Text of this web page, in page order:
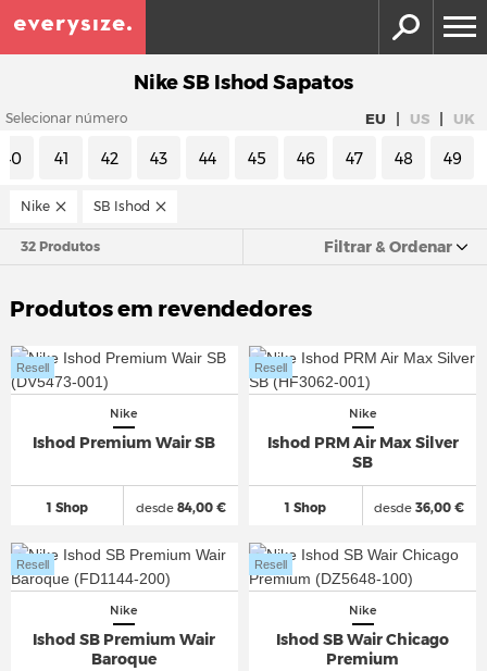
Nike SB Ishod Sapatos
Selecionar número EU | US | UK
40 41 42 43 44 45 46 47 48 49
Nike SB Ishod
32 Produtos Filtrar & Ordenar
Produtos em revendedores
Nike
Ishod Premium Wair SB
1 Shop
Resell
desde84,00 €
Nike
Ishod PRM Air Max Silver
SB
1 Shop
Resell
desde 36,00 €
Nike
Ishod SB Premium Wair
Baroque
Resell
Nike
Ishod SB Wair Chicago
Premium
Resell